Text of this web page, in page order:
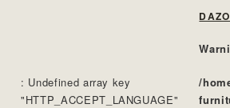
: Undefined array key
"HTTP_ACCEPT_LANGUAGE"
/